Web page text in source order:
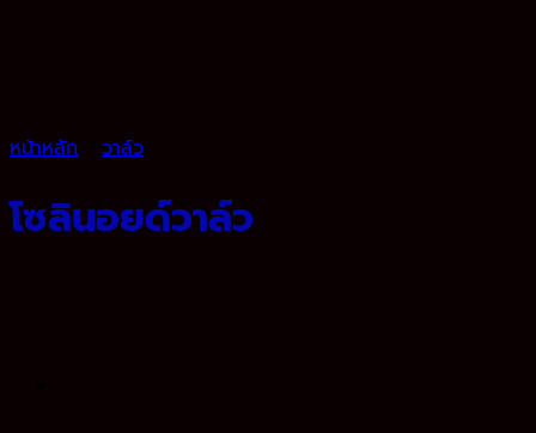
หน้าหลัก วาล์ว
โซลินอยด์วาล์ว